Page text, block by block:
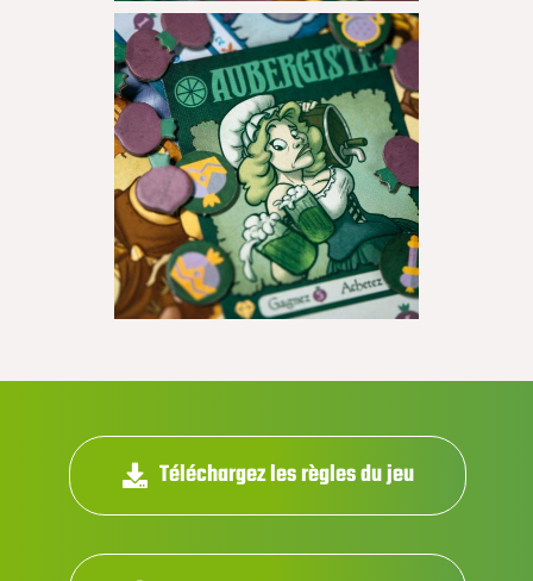
Téléchargez les règles du jeu